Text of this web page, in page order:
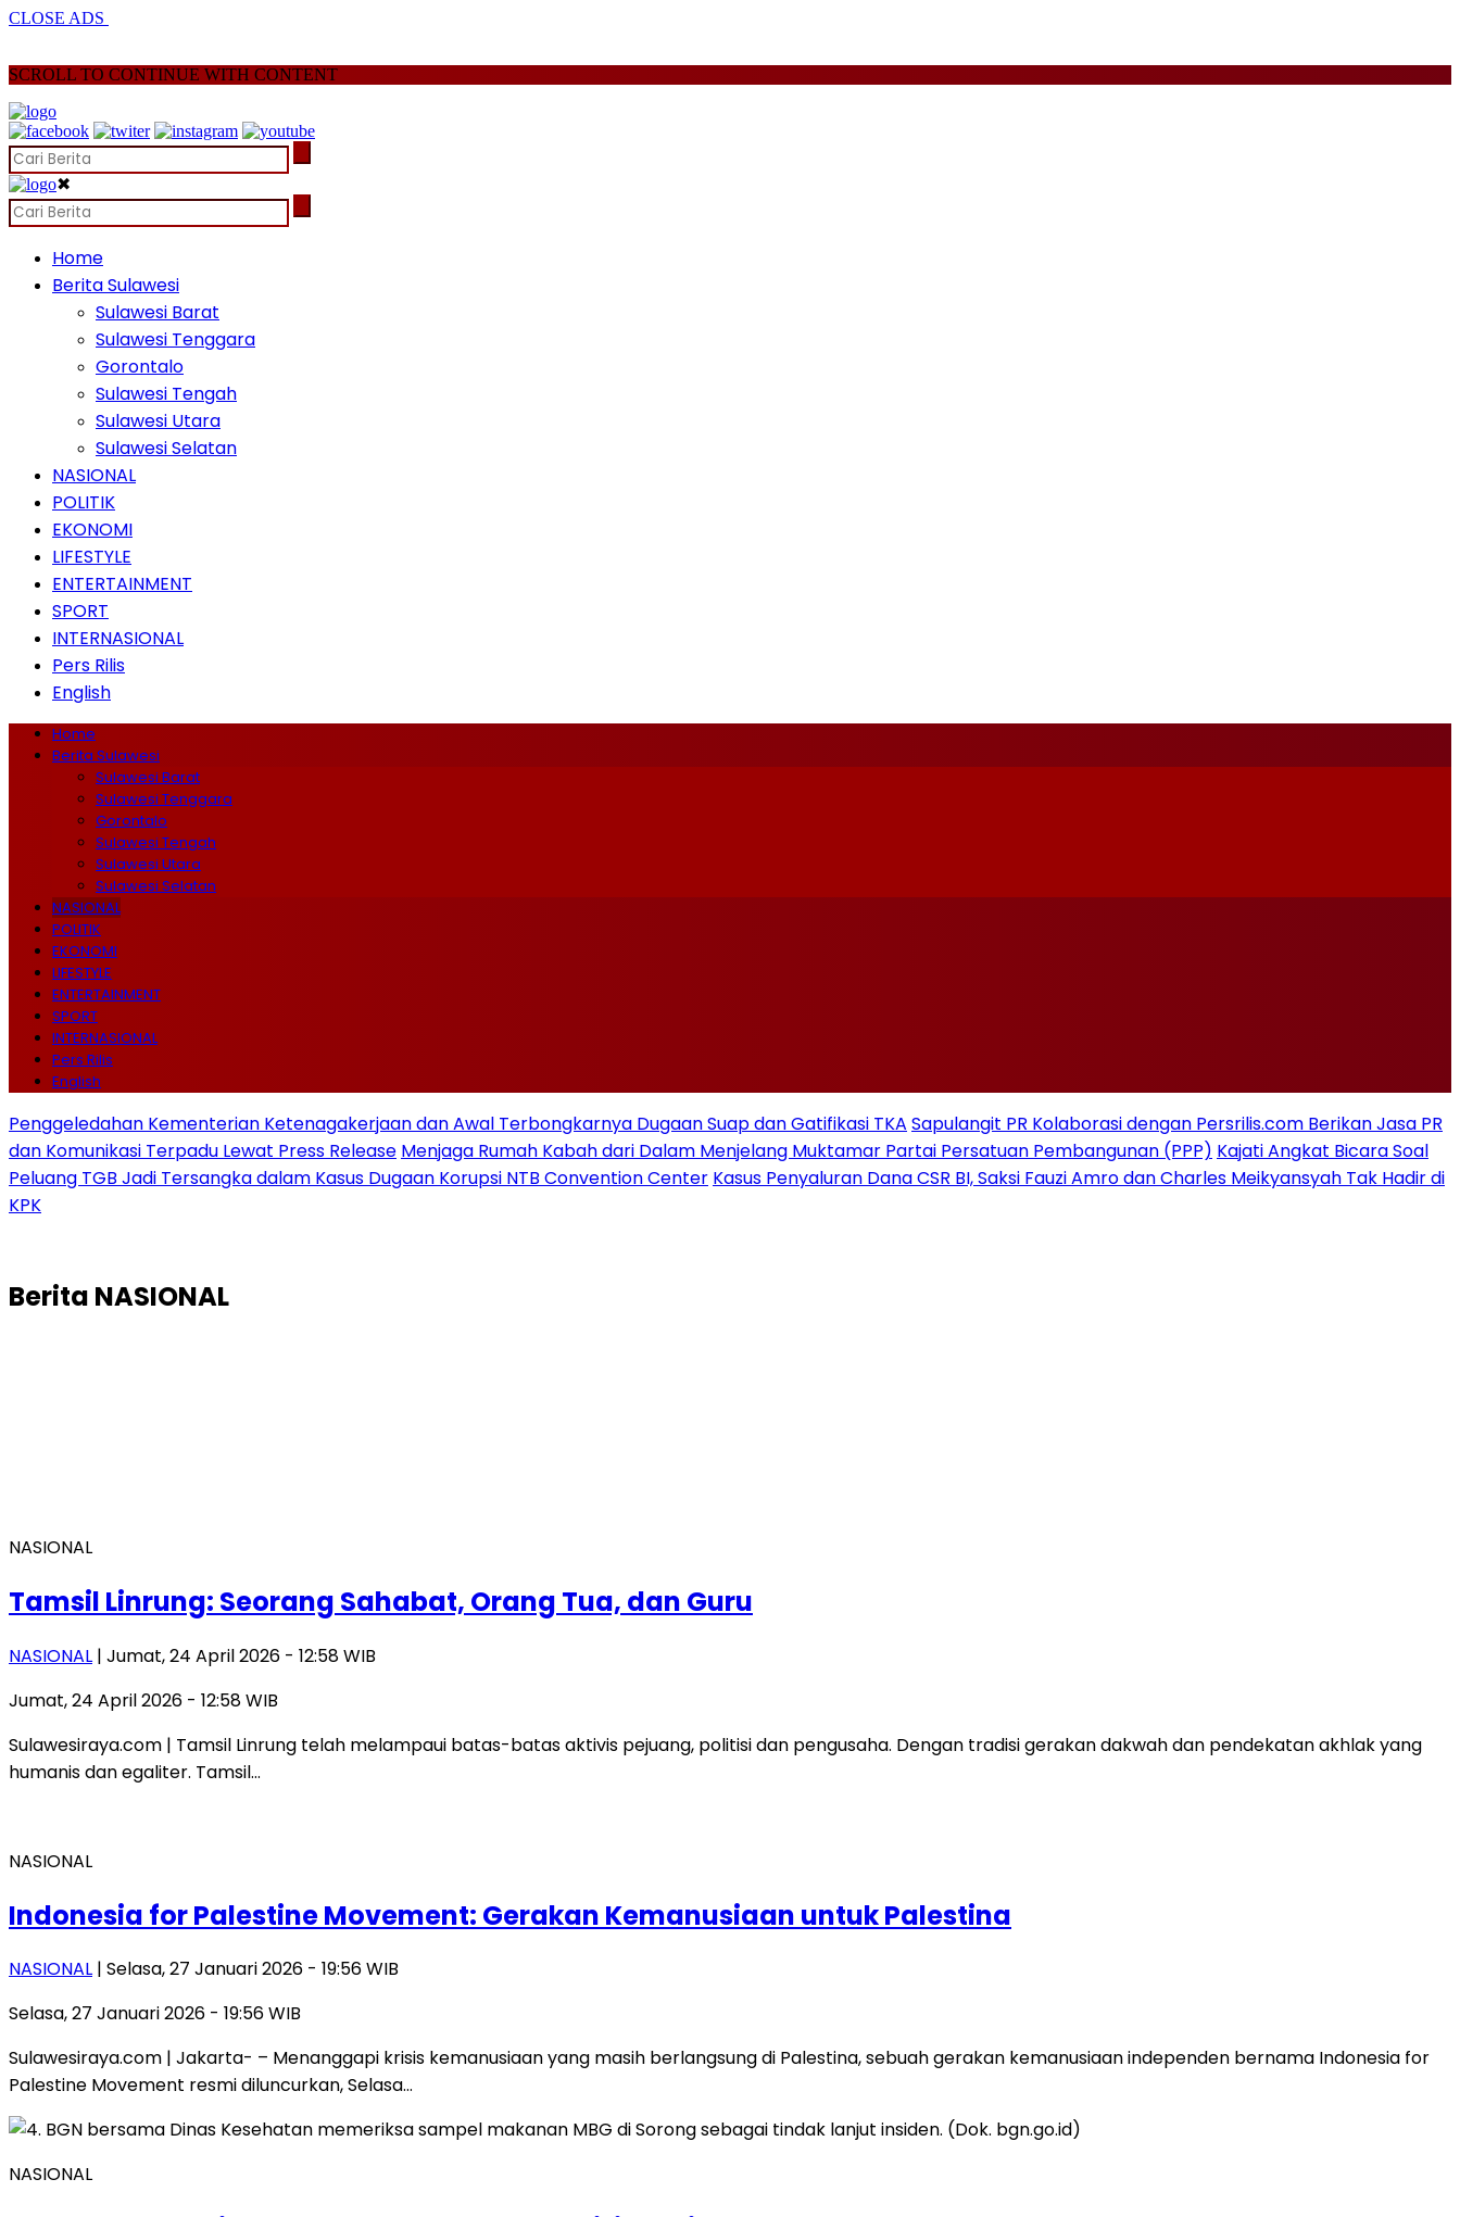
CLOSE ADS
SCROLL TO CONTINUE WITH CONTENT
✖
Home
Berita Sulawesi
Sulawesi Barat
Sulawesi Tenggara
Gorontalo
Sulawesi Tengah
Sulawesi Utara
Sulawesi Selatan
NASIONAL
POLITIK
EKONOMI
LIFESTYLE
ENTERTAINMENT
SPORT
INTERNASIONAL
Pers Rilis
English
Home
Berita Sulawesi
Sulawesi Barat
Sulawesi Tenggara
Gorontalo
Sulawesi Tengah
Sulawesi Utara
Sulawesi Selatan
NASIONAL
POLITIK
EKONOMI
LIFESTYLE
ENTERTAINMENT
SPORT
INTERNASIONAL
Pers Rilis
English
Penggeledahan Kementerian Ketenagakerjaan dan Awal Terbongkarnya Dugaan Suap dan Gatifikasi TKA Sapulangit PR Kolaborasi dengan Persrilis.com Berikan Jasa PR
dan Komunikasi Terpadu Lewat Press Release Menjaga Rumah Kabah dari Dalam Menjelang Muktamar Partai Persatuan Pembangunan (PPP) Kajati Angkat Bicara Soal
Peluang TGB Jadi Tersangka dalam Kasus Dugaan Korupsi NTB Convention Center Kasus Penyaluran Dana CSR BI, Saksi Fauzi Amro dan Charles Meikyansyah Tak Hadir di
KPK
Berita NASIONAL
NASIONAL
Tamsil Linrung: Seorang Sahabat, Orang Tua, dan Guru
NASIONAL | Jumat, 24 April 2026 - 12:58 WIB
Jumat, 24 April 2026 - 12:58 WIB
Sulawesiraya.com | Tamsil Linrung telah melampaui batas-batas aktivis pejuang, politisi dan pengusaha. Dengan tradisi gerakan dakwah dan pendekatan akhlak yang
humanis dan egaliter. Tamsil…
NASIONAL
Indonesia for Palestine Movement: Gerakan Kemanusiaan untuk Palestina
NASIONAL | Selasa, 27 Januari 2026 - 19:56 WIB
Selasa, 27 Januari 2026 - 19:56 WIB
Sulawesiraya.com | Jakarta- – Menanggapi krisis kemanusiaan yang masih berlangsung di Palestina, sebuah gerakan kemanusiaan independen bernama Indonesia for
Palestine Movement resmi diluncurkan, Selasa…
NASIONAL